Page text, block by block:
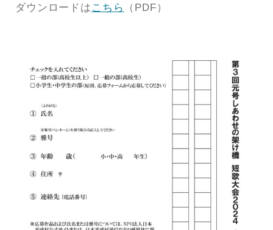
ダウンロードは こちら （PDF）